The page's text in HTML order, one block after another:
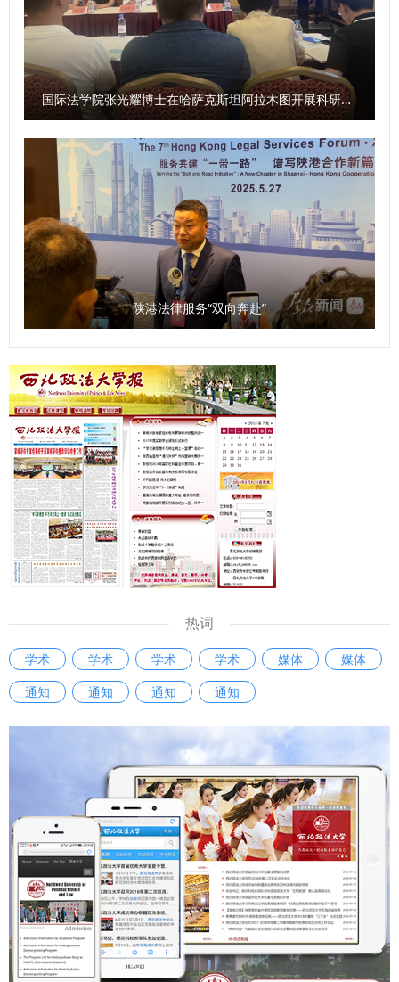
之余锻炼综合能力；三是塑造完善人格，争做全面发展优秀人
才，用积极思维应对问题，在实践中增长才干，她希望同学们
保持对生活的热爱与对法律信念的坚守，秉持善良正直，以不
断求索、勇攀高峰的精神，在民商法学院筑就青春梦想。 学
院教学秘书章思悦为新生讲授了学院人才培养方案与教学管理
制度等内容。在校生代表2023级本科生王思涵和新生代表
2025级本科生肖子正进行了发言。 此次2025级新生开学典礼
暨院长书记第一课的举办，为2025级新同学点亮了大学征程
的灯塔。希望新生们以开学第一课为序章，筑牢信仰之基，锤
炼过硬本领，在民商法学院扬起理想风帆，全力谱写为法治中
国建设贡献力量的青春答卷。 （供稿：民商法学院 撰稿：张
智超 审核：朱茂）
国际法学院张光耀博士在哈萨克斯坦阿拉木图开展科研与社会服务活动
陕港法律服务“双向奔赴”
热词
学术 学术 学术 学术 媒体
媒体
通知
通知 通知 通知